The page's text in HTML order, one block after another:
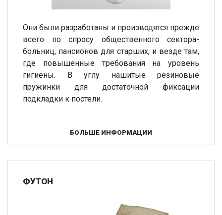
Они были разработаны и производятся прежде
всего по спросу общественного сектора-
больниц, пансионов для старших, и везде там,
где повышенные требования на уровень
гигиены. В углу нашитые резиновые
пружинки для достаточной фиксации
подкладки к постели.
БОЛЬШЕ ИНФОРМАЦИИ
ФУТОН